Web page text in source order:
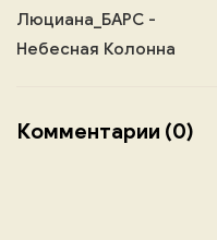
Люциана_БАРС -
Небесная Колонна
Комментарии (0)